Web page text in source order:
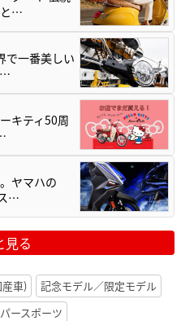
と…
で一番美しい
…
キティ50周
ヤマハの
…
見る
車)
記念モデル／限定モデル
ースポーツ